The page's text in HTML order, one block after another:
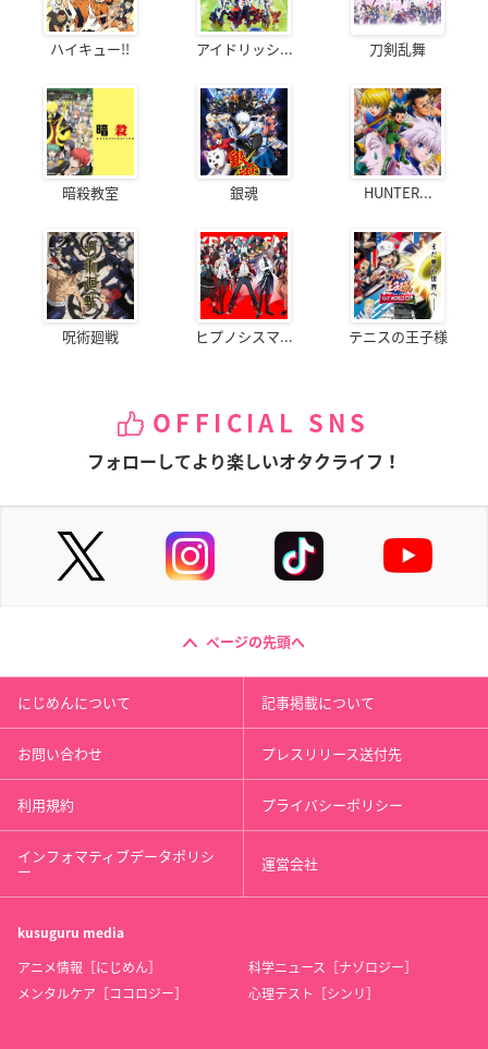
ハイキュー!! アイドリッシ... 刀剣乱舞
暗殺教室 銀魂 HUNTER...
呪術廻戦 ヒプノシスマ... テニスの王子様
OFFICIAL SNS
フォローしてより楽しいオタクライフ！
ページの先頭へ
にじめんについて 記事掲載について
お問い合わせ プレスリリース送付先
利用規約 プライバシーポリシー
インフォマティブデータポリシ
ー 運営会社
kusuguru media
アニメ情報［にじめん］
科学ニュース［ナゾロジー］
メンタルケア［ココロジー］
心理テスト［シンリ］